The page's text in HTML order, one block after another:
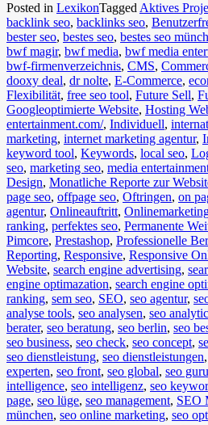
Posted in LexikonTagged Aktives
backlink seo, backlinks seo,
bester seo, bestes seo, bestes seo
bwf magir, bwf media, bwf media
bwf-firmenverzeichnis, CMS,
dooxy deal, dr nolte, E-Commerce,
Flexibilität, free seo tool, Future Sell,
Googleoptimierte Website, Hosting
entertainment.com/, Individuell,
marketing, internet marketing agentur,
keyword tool, Keywords, local seo,
seo, marketing seo, media
Design, Monatliche Reporte zur
page seo, offpage seo, Oftringen, on
agentur, Onlineauftritt,
ranking, perfektes seo, Permanente
Pimcore, Prestashop, Professionelle
Reporting, Responsive, Responsive
Website, search engine advertising,
engine optimazation, search engine
ranking, sem seo, SEO, seo agentur,
analyse tools, seo analysen, seo
berater, seo beratung, seo berlin, seo
seo business, seo check, seo concept,
seo dienstleistung, seo dienstleistungen,
experten, seo front, seo global, seo guru
intelligence, seo intelligenz, seo
page, seo lüge, seo management, SEO
münchen, seo online marketing, seo